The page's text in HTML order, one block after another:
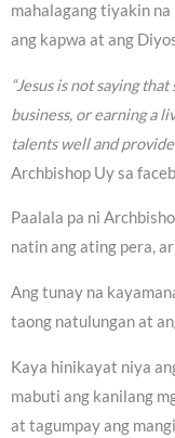
mahalagang tiyakin
ang kapwa at ang
“Jesus is not saying
business, or earning a
talents well and
Archbishop Uy sa
Paalala pa ni
natin ang ating pera,
Ang tunay na
taong natulungan at
Kaya hinikayat niya
mabuti ang kanilang
at tagumpay ang